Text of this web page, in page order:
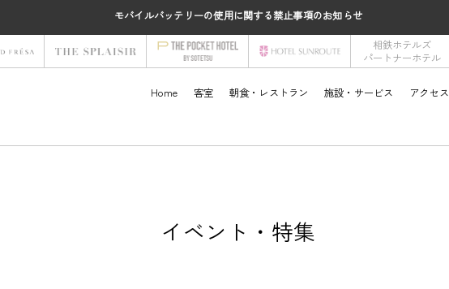
モバイルバッテリーの使用に関する禁止事項のお知らせ
相鉄ホテルズ
パートナーホテル
Home 客室 朝食・レストラン 施設・サービス アクセス
イベント・特集